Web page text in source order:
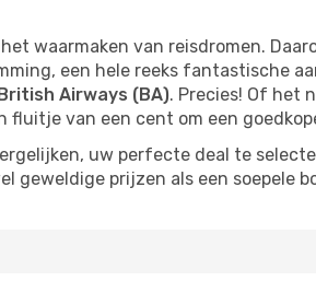
waarmaken van reisdromen.
een hele reeks fantastische
Airways (BA). Precies! Of het
van een cent om een
uw perfecte deal te
geweldige prijzen als een soepele